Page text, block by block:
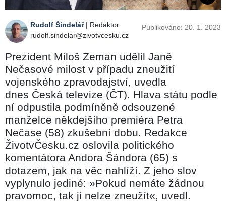
Rudolf Šindelář| Redaktor
rudolf.sindelar@zivotvcesku.cz
Publikováno: 20. 1. 2023
Prezident Miloš Zeman udělil Janě
Nečasové milost v případu zneužití
vojenského zpravodajství, uvedla
dnes Česká televize (ČT). Hlava státu podle
ní odpustila podmíněně odsouzené
manželce někdejšího premiéra Petra
Nečase (58) zkušební dobu. Redakce
ŽivotvČesku.cz oslovila politického
komentátora Andora Šándora (65) s
dotazem, jak na věc nahlíží. Z jeho slov
vyplynulo jediné: »Pokud nemáte žádnou
pravomoc, tak ji nelze zneužít«, uvedl.